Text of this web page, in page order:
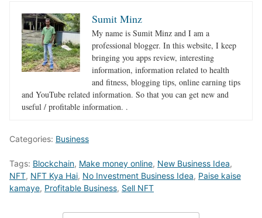
Sumit Minz
My name is Sumit Minz and I am a
professional blogger. In this website, I keep
bringing you apps review, interesting
information, information related to health
and fitness, blogging tips, online earning tips
and YouTube related information. So that you can get new and
useful / profitable information. .
Categories: Business
Tags: Blockchain, Make money online, New Business Idea,
NFT, NFT Kya Hai, No Investment Business Idea, Paise kaise
kamaye, Profitable Business, Sell NFT